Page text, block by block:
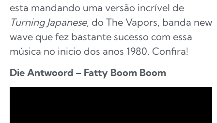
esta mandando uma versão incrível de
Turning Japanese, do The Vapors, banda new
wave que fez bastante sucesso com essa
música no inicio dos anos 1980. Confira!
Die Antwoord – Fatty Boom Boom